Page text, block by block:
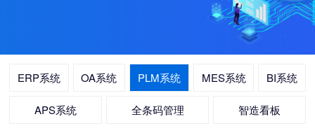
ERP系统 OA系统 PLM系统 MES系统 BI系统
APS系统 全条码管理 智造看板